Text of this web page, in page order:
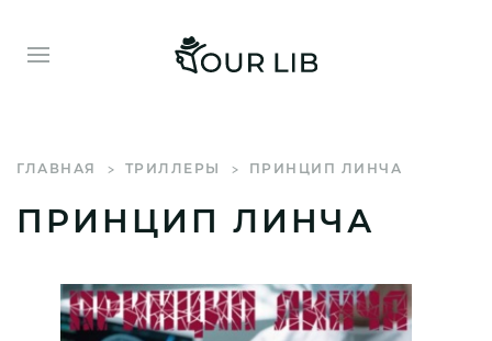
ГЛАВНАЯ ТРИЛЛЕРЫ ПРИНЦИП ЛИНЧА
ПРИНЦИП ЛИНЧА